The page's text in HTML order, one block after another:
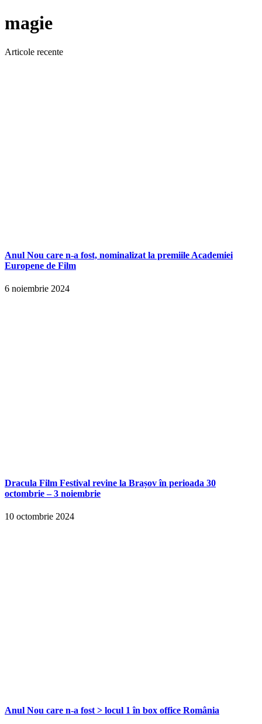
magie
Articole recente
Anul Nou care n-a fost, nominalizat la premiile Academiei
Europene de Film
6 noiembrie 2024
Dracula Film Festival revine la Brașov în perioada 30
octombrie – 3 noiembrie
10 octombrie 2024
Anul Nou care n-a fost > locul 1 în box office România